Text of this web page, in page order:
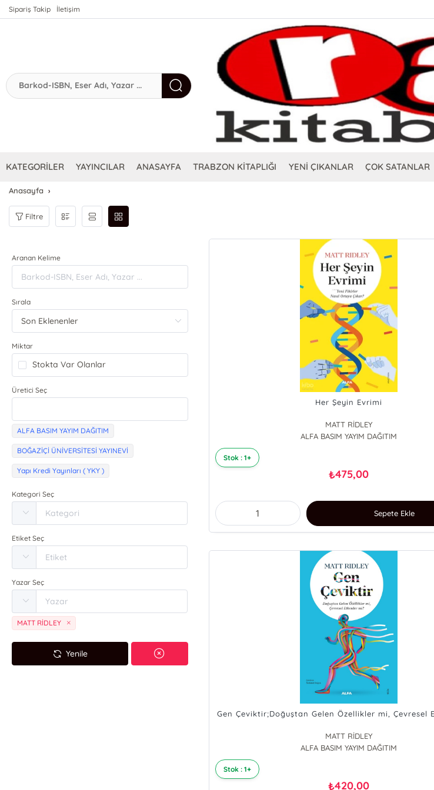
Sipariş Takip İletişim
KATEGORİLER YAYINCILAR ANASAYFA TRABZON KİTAPLIĞI YENİ ÇIKANLAR ÇOK SATANLAR
Anasayfa
Filtre
Aranan Kelime
Sırala
Miktar
Stokta Var Olanlar
Üretici Seç
ALFA BASIM YAYIM DAĞITIM
BOĞAZİÇİ ÜNİVERSİTESİ YAYINEVİ
Yapı Kredi Yayınları ( YKY )
Kategori Seç
Etiket Seç
Yazar Seç
MATT RİDLEY
Yenile
Her Şeyin Evrimi
MATT RİDLEY
ALFA BASIM YAYIM DAĞITIM
Stok : 1+
₺475,00
Sepete Ekle
Gen Çeviktir;Doğuştan Gelen Özellikler mi, Çevresel
MATT RİDLEY
ALFA BASIM YAYIM DAĞITIM
Stok : 1+
₺420,00